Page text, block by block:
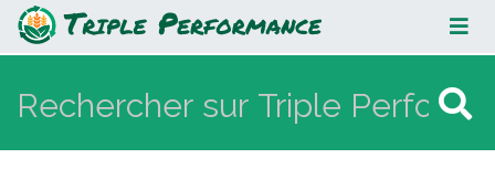
Partenaires